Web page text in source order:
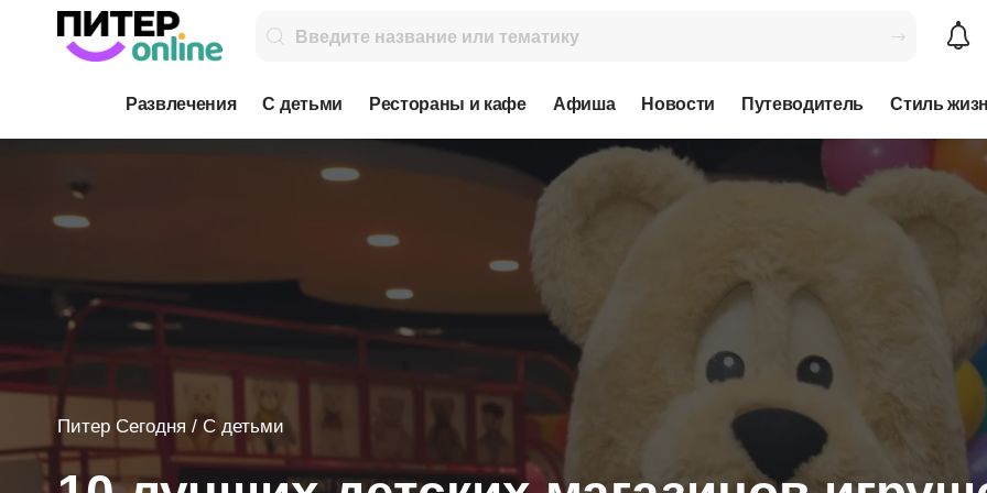
Развлечения С детьми Рестораны и кафе Афиша Новости Путеводитель Стиль
Питер Сегодня / С детьми